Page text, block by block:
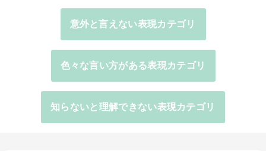
意外と言えない表現カテゴリ
色々な言い方がある表現カテゴリ
知らないと理解できない表現カテゴリ